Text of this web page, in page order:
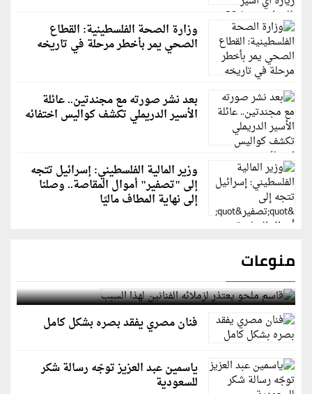
وزارة الصحة الفلسطينية: القطاع
الصحي يمر بأخطر مرحلة في تاريخه
بعد نشر صورته مع مجندتين.. عائلة
الأسير الدريملي تكشف كواليس اختفائه
وزير المالية الفلسطيني: إسرائيل تتجه
إلى "تصفير" أموال المقاصة.. وصلنا
إلى نهاية المطاف ماليًا
منوعات
قاسم ملحو يعتذر لزملائه الفنانين لهذا السبب
فنان مصري يفقد بصره بشكل كامل
ياسمين عبد العزيز توجّه رسالة شكر
للسعودية